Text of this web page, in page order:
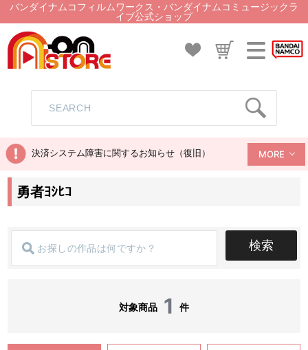
バンダイナムコフィルムワークス・バンダイナムコミュージックラ
イブ公式ショップ
決済システム障害に関するお知らせ（復旧） MORE
勇者ﾖｼﾋｺ
検索
対象商品 1 件